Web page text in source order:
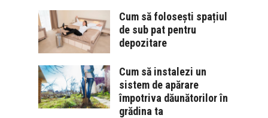
Cum să folosești spațiul
de sub pat pentru
depozitare
Cum să instalezi un
sistem de apărare
împotriva dăunătorilor în
grădina ta